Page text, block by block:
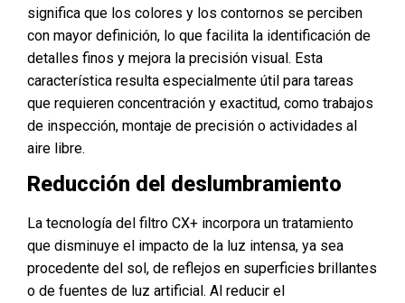
significa que los colores y los contornos se perciben
con mayor definición, lo que facilita la identificación de
detalles finos y mejora la precisión visual. Esta
característica resulta especialmente útil para tareas
que requieren concentración y exactitud, como trabajos
de inspección, montaje de precisión o actividades al
aire libre.
Reducción del deslumbramiento
La tecnología del filtro CX+ incorpora un tratamiento
que disminuye el impacto de la luz intensa, ya sea
procedente del sol, de reflejos en superficies brillantes
o de fuentes de luz artificial. Al reducir el